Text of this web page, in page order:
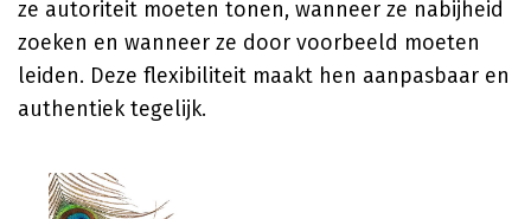
ze autoriteit moeten tonen, wanneer ze nabijheid
zoeken en wanneer ze door voorbeeld moeten
leiden. Deze flexibiliteit maakt hen aanpasbaar en
authentiek tegelijk.